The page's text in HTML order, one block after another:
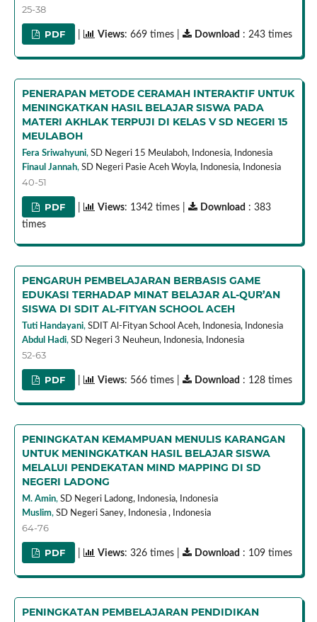
25-38
PDF Views: 669 times | Download : 243 times
PENERAPAN METODE CERAMAH INTERAKTIF UNTUK
MENINGKATKAN HASIL BELAJAR SISWA PADA
MATERI AKHLAK TERPUJI DI KELAS V SD NEGERI 15
MEULABOH
Fera Sriwahyuni, SD Negeri 15 Meulaboh, Indonesia,
Indonesia
Finaul Jannah, SD Negeri Pasie Aceh Woyla, Indonesia, Indonesia
40-51
PDF Views: 1342 times | Download : 383
times
PENGARUH PEMBELAJARAN BERBASIS GAME
EDUKASI TERHADAP MINAT BELAJAR AL-QUR’AN
SISWA DI SDIT AL-FITYAN SCHOOL ACEH
Tuti Handayani, SDIT Al-Fityan School Aceh, Indonesia,
Indonesia
Abdul Hadi, SD Negeri 3 Neuheun, Indonesia, Indonesia
52-63
PDF Views: 566 times | Download : 128 times
PENINGKATAN KEMAMPUAN MENULIS KARANGAN
UNTUK MENINGKATKAN HASIL BELAJAR SISWA
MELALUI PENDEKATAN MIND MAPPING DI SD
NEGERI LADONG
M. Amin, SD Negeri Ladong, Indonesia,
Indonesia
Muslim, SD Negeri Saney, Indonesia , Indonesia
64-76
PDF Views: 326 times | Download : 109 times
PENINGKATAN PEMBELAJARAN PENDIDIKAN